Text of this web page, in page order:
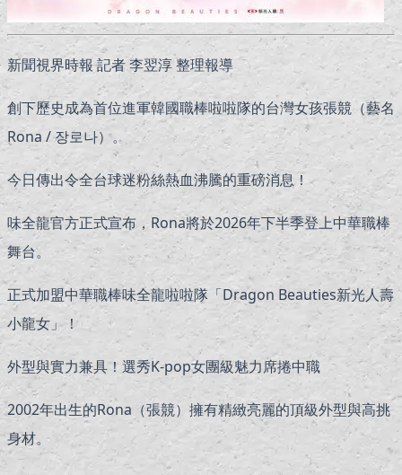
新聞視界時報 記者 李翌淳 整理報導
創下歷史成為首位進軍韓國職棒啦啦隊的台灣女孩張競（藝名
Rona / 장로나）。
今日傳出令全台球迷粉絲熱血沸騰的重磅消息！
味全龍官方正式宣布，Rona將於2026年下半季登上中華職棒
舞台。
正式加盟中華職棒味全龍啦啦隊「Dragon Beauties新光人壽
小龍女」！
外型與實力兼具！選秀K-pop女團級魅力席捲中職
2002年出生的Rona（張競）擁有精緻亮麗的頂級外型與高挑
身材。